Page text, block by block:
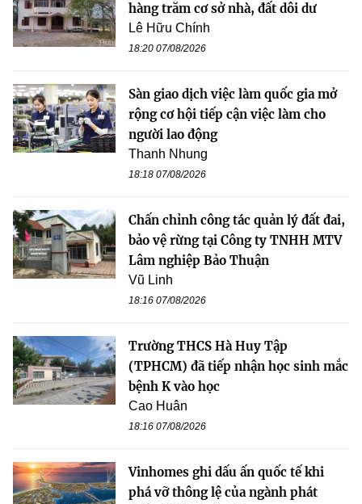
hàng trăm cơ sở nhà, đất dôi dư
Lê Hữu Chính
18:20 07/08/2026
Sàn giao dịch việc làm quốc gia mở
rộng cơ hội tiếp cận việc làm cho
người lao động
Thanh Nhung
18:18 07/08/2026
Chấn chỉnh công tác quản lý đất đai,
bảo vệ rừng tại Công ty TNHH MTV
Lâm nghiệp Bảo Thuận
Vũ Linh
18:16 07/08/2026
Trường THCS Hà Huy Tập
(TPHCM) đã tiếp nhận học sinh mắc
bệnh K vào học
Cao Huân
18:16 07/08/2026
Vinhomes ghi dấu ấn quốc tế khi
phá vỡ thông lệ của ngành phát